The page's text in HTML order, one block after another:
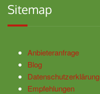
Sitemap
Anbieteranfrage
Blog
Datenschutzerklärung
Empfehlungen